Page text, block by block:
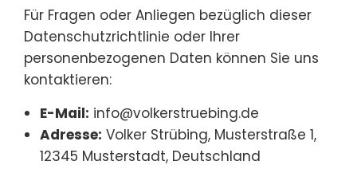
Für Fragen oder Anliegen bezüglich dieser
Datenschutzrichtlinie oder Ihrer
personenbezogenen Daten können Sie uns
kontaktieren:
E-Mail: info@volkerstruebing.de
Adresse: Volker Strübing, Musterstraße 1,
12345 Musterstadt, Deutschland